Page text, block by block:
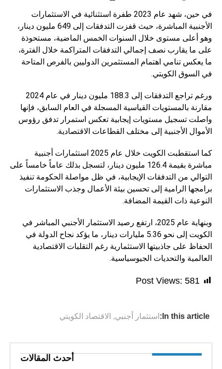
في حين، شهد عام 2023 طفرة استثنائية في الاستثمارات
الأجنبية المباشرة، حيث قفزت التدفقات إلى 649 مليون دينار،
وهو أعلى مستوى خلال السنوات الخمس الماضية، مستحوذة
على ما يقارب نصف إجمالي التدفقات المتراكمة خلال الفترة،
ما يعكس تنامي اهتمام المستثمرين الدوليين بالفرص المتاحة
في السوق الكويتي.
ورغم تراجع التدفقات إلى 188.3 مليون دينار في عام 2024
مقارنة بالمستويات القياسية المسجلة في العام السابق، فإنها
واصلت تسجيل مستويات إيجابية تعكس استمرار تدفق رؤوس
الأموال الأجنبية إلى مختلف القطاعات الاقتصادية.
كما استقطبت الكويت خلال عام 2025 استثمارات أجنبية
مباشرة بقيمة 126.4 مليون دينار، لتسجل بذلك عاماً خامساً على
التوالي من التدفقات الإيجابية، في ظل مواصلة الحكومة تنفيذ
برامجها الرامية إلى تحسين بيئة الأعمال وجذب الاستثمارات
النوعية ذات القيمة المضافة.
وبنهاية عام 2025، ارتفع رصيد الاستثمار الأجنبي المباشر في
الكويت إلى نحو 5.36 مليارات دينار، ما يؤكد نجاح الدولة في
الحفاظ على جاذبيتها الاستثمارية رغم التقلبات الاقتصادية
العالمية والتحديات الجيوسياسية.
Post Views: 581
In this article: استثمار أجنبي, الاقتصاد الكويتي
أحدث المقالات